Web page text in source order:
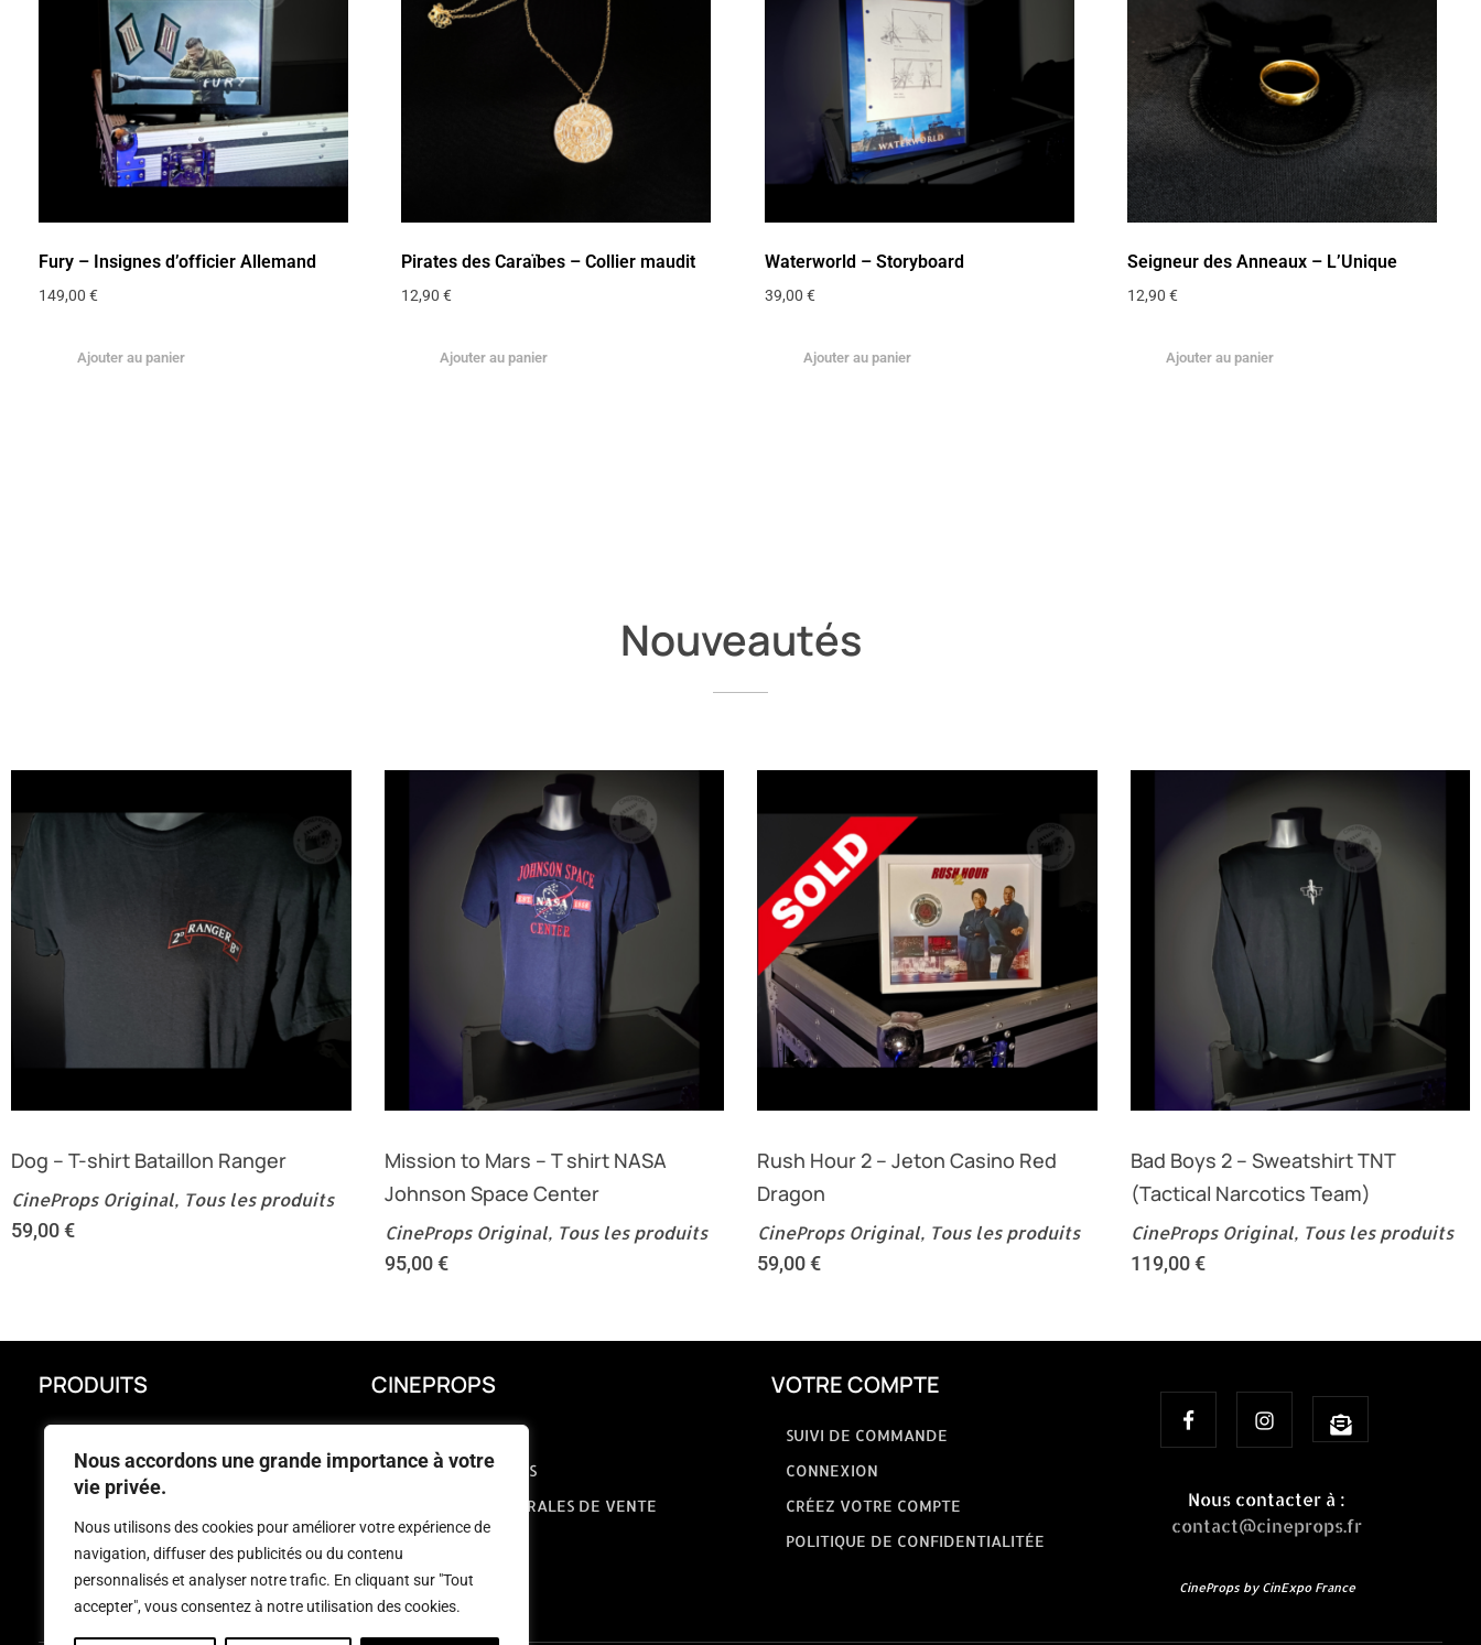
Nous accordons une grande importance à votre
vie privée.
Nous utilisons des cookies pour améliorer votre expérience de
navigation, diffuser des publicités ou du contenu
personnalisés et analyser notre trafic. En cliquant sur "Tout
accepter", vous consentez à notre utilisation des cookies.
Fury – Insignes d’officier Allemand
149,00 €
Ajouter au panier
Pirates des Caraïbes – Collier maudit
12,90€
Ajouter au panier
Waterworld – Storyboard
39,00 €
Ajouter au panier
Seigneur des Anneaux – L’Unique
12,90 €
Ajouter au panier
Nouveautés
Dog – T-shirt Bataillon Ranger
CineProps Original, Tous les produits
59,00€
Mission to Mars – T shirt NASA
Johnson Space Center
CineProps Original, Tous les produits
95,00€
Rush Hour 2 – Jeton Casino Red
Dragon
CineProps Original, Tous les produits
59,00€
Bad Boys 2 – Sweatshirt TNT
(Tactical Narcotics Team)
CineProps Original, Tous les produits
119,00€
PRODUITS
NOUVEAUX PRODUITS
CINEPROPS REPLICA
CINEPROPS
MENTIONS LÉGALES
CONDITIONS GÉNÉRALES DE VENTE
FAQ
CONTACTEZ-NOUS
VOTRE COMPTE
SUIVI DE COMMANDE
CONNEXION
CRÉEZ VOTRE COMPTE
POLITIQUE DE CONFIDENTIALITÉE
Nous contacter à :
contact@cineprops.fr
CineProps by CinExpo France